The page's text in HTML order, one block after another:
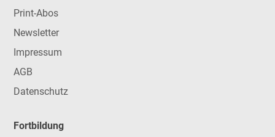
Print-Abos
Newsletter
Impressum
AGB
Datenschutz
Fortbildung